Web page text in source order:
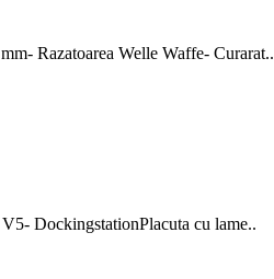
Razatoarea Welle Waffe- Curarat..
DockingstationPlacuta cu lame..